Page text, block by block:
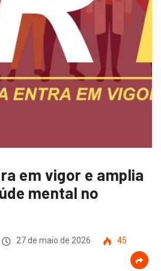
em vigor e amplia
mental no
27 de maio de 2026
45